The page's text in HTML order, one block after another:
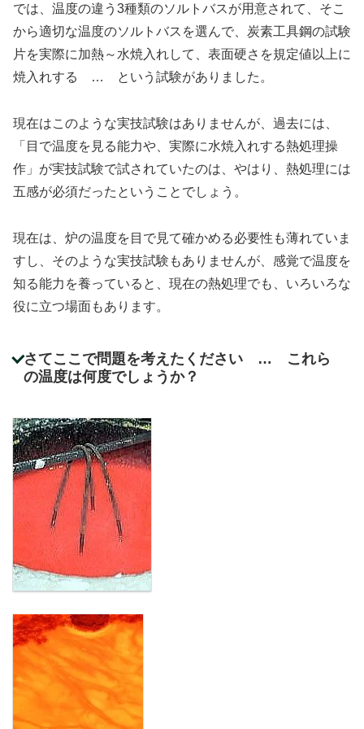
では、温度の違う3種類のソルトバスが用意されて、そこ
から適切な温度のソルトバスを選んで、炭素工具鋼の試験
片を実際に加熱～水焼入れして、表面硬さを規定値以上に
焼入れする … という試験がありました。
現在はこのような実技試験はありませんが、過去には、
「目で温度を見る能力や、実際に水焼入れする熱処理操
作」が実技試験で試されていたのは、やはり、熱処理には
五感が必須だったということでしょう。
現在は、炉の温度を目で見て確かめる必要性も薄れていま
すし、そのような実技試験もありませんが、感覚で温度を
知る能力を養っていると、現在の熱処理でも、いろいろな
役に立つ場面もあります。
さてここで問題を考えたください … これら
の温度は何度でしょうか？